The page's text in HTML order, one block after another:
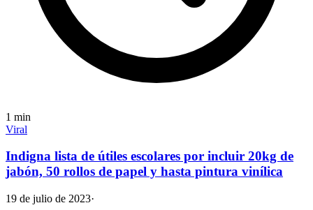
1 min
Viral
Indigna lista de útiles escolares por incluir 20kg de
jabón, 50 rollos de papel y hasta pintura vinílica
19 de julio de 2023·